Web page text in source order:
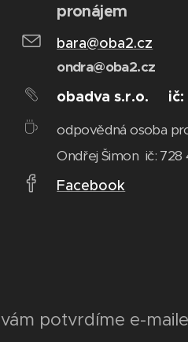
pronájem
bara@oba2.cz
ondra@oba2.cz
obadva s.r.o. ič:
odpovědná osoba
Ondřej Šimon ič: 728
Facebook
potvrdíme e-